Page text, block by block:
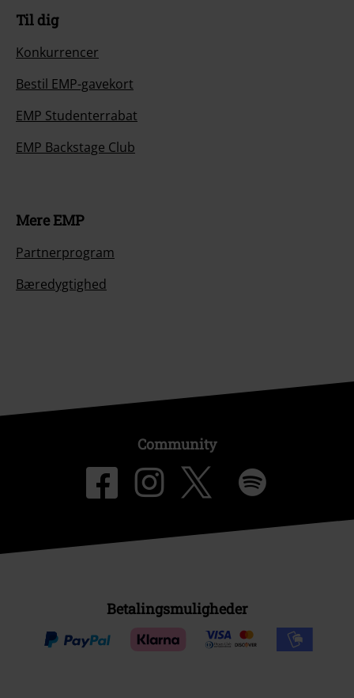
Til dig
Konkurrencer
Bestil EMP-gavekort
EMP Studenterrabat
EMP Backstage Club
Mere EMP
Partnerprogram
Bæredygtighed
Community
Betalingsmuligheder